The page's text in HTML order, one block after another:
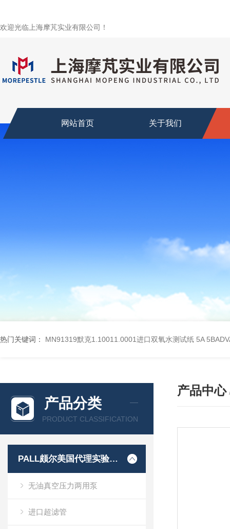
欢迎光临上海摩芃实业有限公司！
网站首页 关于我们
热门关键词： MN91319默克1.10011.0001进口双氧水测试纸 5A
产品分类
PRODUCT CLASSIFICATION
PALL颇尔美国代理实验室过滤产品
无油真空压力两用泵
进口超滤管
产品中心